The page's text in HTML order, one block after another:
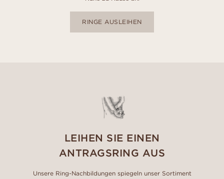
RINGE AUSLEIHEN
LEIHEN SIE EINEN
ANTRAGSRING AUS
Unsere Ring-Nachbildungen spiegeln unser Sortiment